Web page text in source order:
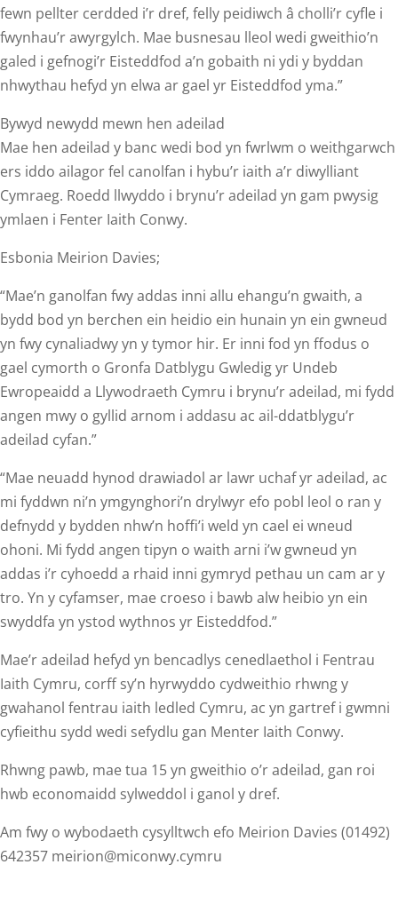
fewn pellter cerdded i’r dref, felly peidiwch â cholli’r cyfle i
fwynhau’r awyrgylch. Mae busnesau lleol wedi gweithio’n
galed i gefnogi’r Eisteddfod a’n gobaith ni ydi y byddan
nhwythau hefyd yn elwa ar gael yr Eisteddfod yma.”
Bywyd newydd mewn hen adeilad
Mae hen adeilad y banc wedi bod yn fwrlwm o weithgarwch
ers iddo ailagor fel canolfan i hybu’r iaith a’r diwylliant
Cymraeg. Roedd llwyddo i brynu’r adeilad yn gam pwysig
ymlaen i Fenter Iaith Conwy.
Esbonia Meirion Davies;
“Mae’n ganolfan fwy addas inni allu ehangu’n gwaith, a
bydd bod yn berchen ein heidio ein hunain yn ein gwneud
yn fwy cynaliadwy yn y tymor hir. Er inni fod yn ffodus o
gael cymorth o Gronfa Datblygu Gwledig yr Undeb
Ewropeaidd a Llywodraeth Cymru i brynu’r adeilad, mi fydd
angen mwy o gyllid arnom i addasu ac ail-ddatblygu’r
adeilad cyfan.”
“Mae neuadd hynod drawiadol ar lawr uchaf yr adeilad, ac
mi fyddwn ni’n ymgynghori’n drylwyr efo pobl leol o ran y
defnydd y bydden nhw’n hoffi’i weld yn cael ei wneud
ohoni. Mi fydd angen tipyn o waith arni i’w gwneud yn
addas i’r cyhoedd a rhaid inni gymryd pethau un cam ar y
tro. Yn y cyfamser, mae croeso i bawb alw heibio yn ein
swyddfa yn ystod wythnos yr Eisteddfod.”
Mae’r adeilad hefyd yn bencadlys cenedlaethol i Fentrau
Iaith Cymru, corff sy’n hyrwyddo cydweithio rhwng y
gwahanol fentrau iaith ledled Cymru, ac yn gartref i gwmni
cyfieithu sydd wedi sefydlu gan Menter Iaith Conwy.
Rhwng pawb, mae tua 15 yn gweithio o’r adeilad, gan roi
hwb economaidd sylweddol i ganol y dref.
Am fwy o wybodaeth cysylltwch efo Meirion Davies (01492)
642357 meirion@miconwy.cymru